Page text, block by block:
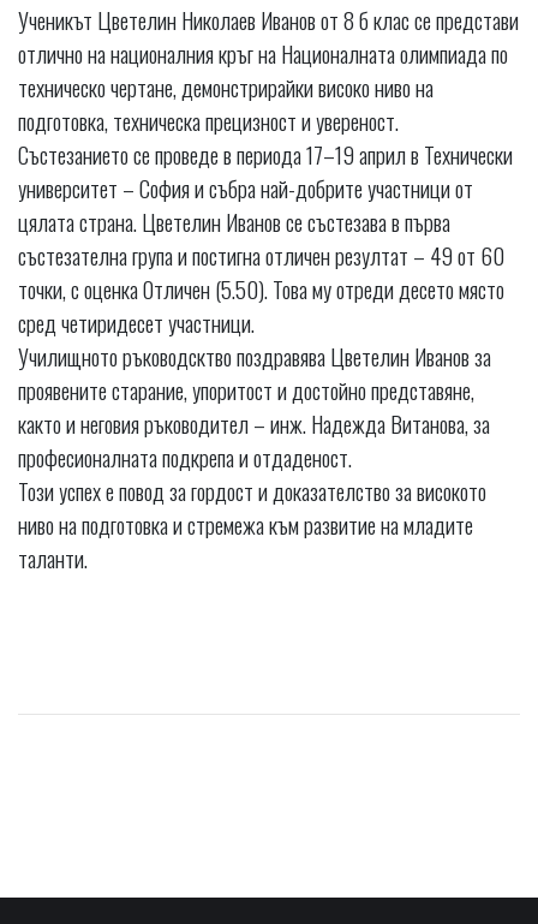
Ученикът Цветелин Николаев Иванов от 8 б клас се представи
отлично на националния кръг на Националната олимпиада по
техническо чертане, демонстрирайки високо ниво на
подготовка, техническа прецизност и увереност.
Състезанието се проведе в периода 17–19 април в Технически
университет – София и събра най-добрите участници от
цялата страна. Цветелин Иванов се състезава в първа
състезателна група и постигна отличен резултат – 49 от 60
точки, с оценка Отличен (5.50). Това му отреди десето място
сред четиридесет участници.
Училищното ръководсктво поздравява Цветелин Иванов за
проявените старание, упоритост и достойно представяне,
както и неговия ръководител – инж. Надежда Витанова, за
професионалната подкрепа и отдаденост.
Този успех е повод за гордост и доказателство за високото
ниво на подготовка и стремежа към развитие на младите
таланти.